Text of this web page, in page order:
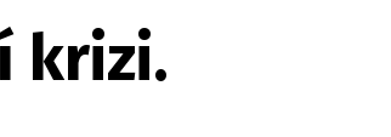
krizi.